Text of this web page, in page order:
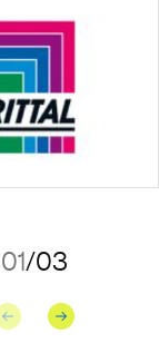
01/03
Précédent Suivant